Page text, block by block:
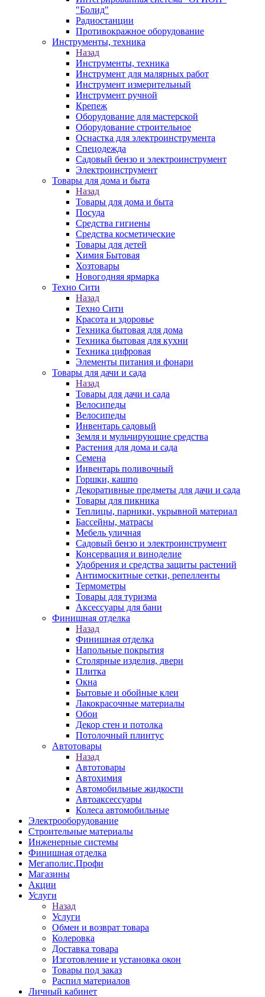
"Болид"
Радиостанции
Противокражное оборудование
Инструменты, техника
Назад
Инструменты, техника
Инструмент для малярных работ
Инструмент измерительный
Инструмент ручной
Крепеж
Оборудование для мастерской
Оборудование строительное
Оснастка для электроинструмента
Спецодежда
Садовый бензо и электроинструмент
Электроинструмент
Товары для дома и быта
Назад
Товары для дома и быта
Посуда
Средства гигиены
Средства косметические
Товары для детей
Химия Бытовая
Хозтовары
Новогодняя ярмарка
Техно Сити
Назад
Техно Сити
Красота и здоровье
Техника бытовая для дома
Техника бытовая для кухни
Техника цифровая
Элементы питания и фонари
Товары для дачи и сада
Назад
Товары для дачи и сада
Велосипеды
Велосипеды
Инвентарь садовый
Земля и мульчирующие средства
Растения для дома и сада
Семена
Инвентарь поливочный
Горшки, кашпо
Декоративные предметы для дачи и сада
Товары для пикника
Теплицы, парники, укрывной материал
Бассейны, матрасы
Мебель уличная
Садовый бензо и электроинструмент
Консервация и виноделие
Удобрения и средства защиты растений
Антимоскитные сетки, репелленты
Термометры
Товары для туризма
Аксессуары для бани
Финишная отделка
Назад
Финишная отделка
Напольные покрытия
Столярные изделия, двери
Плитка
Окна
Бытовые и обойные клеи
Лакокрасочные материалы
Обои
Декор стен и потолка
Потолочный плинтус
Автотовары
Назад
Автотовары
Автохимия
Автомобильные жидкости
Автоаксессуары
Колеса автомобильные
Электрооборудование
Строительные материалы
Инженерные системы
Финишная отделка
Мегаполис.Профи
Магазины
Акции
Услуги
Назад
Услуги
Обмен и возврат товара
Колеровка
Доставка товара
Изготовление и установка окон
Товары под заказ
Распил материалов
Личный кабинет